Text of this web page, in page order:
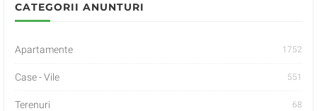
CATEGORII ANUNTURI
Apartamente 1752
Case - Vile 551
Terenuri 68